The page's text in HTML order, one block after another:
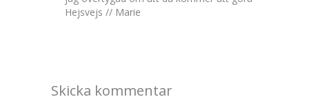
Hejsvejs // Marie
Skicka kommentar